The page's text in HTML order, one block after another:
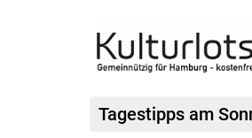
Tagestipps am